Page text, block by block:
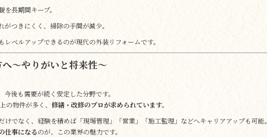
を長期間キープ。
がつきにくく、掃除の手間が減少。
レベルアップできるのが現代の外装リフォームです。
～やりがいと将来性～
今後も需要が続く安定した分野です。
の物件が多く、 修繕・改修のプロが求められています。
けでなく、経験を積めば「現場管理」「営業」「施工監理」などへキャリアアップも可能。
仕事になるのが、この業界の魅力です。